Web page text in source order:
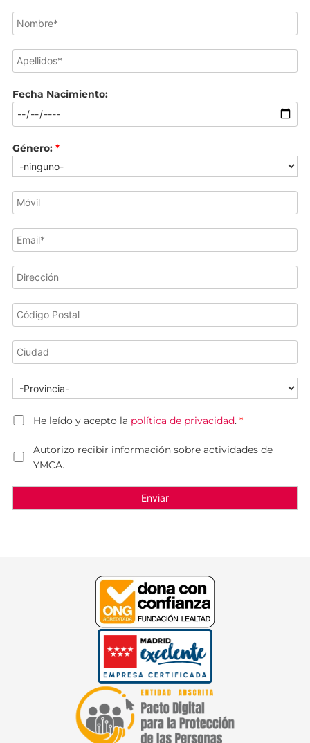
Fecha Nacimiento:
Género: *
He leído y acepto la política de privacidad. *
Autorizo recibir información sobre actividades de
YMCA.